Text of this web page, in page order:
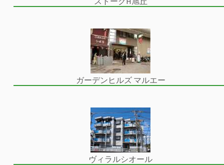
ガーデンヒルズ マルエー
ヴィラルシオール